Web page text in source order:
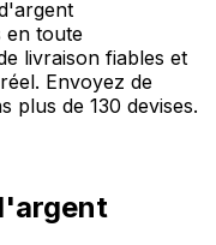
en toute
livraison fiables et
Envoyez de
plus de 130 devises.